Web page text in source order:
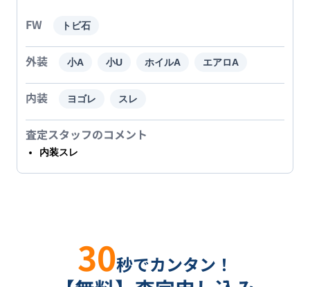
FW トビ石
外装 小A 小U ホイルA エアロA
内装 ヨゴレ スレ
査定スタッフのコメント
内装スレ
30秒でカンタン！